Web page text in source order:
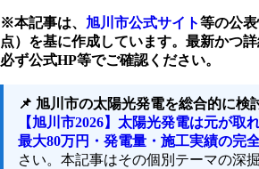
2-1. 前提条件（旭川市・4人家族）
2-2. ケース①：太陽光発電のみ（蓄
2-3.
ケース②：太陽光発電＋蓄電池
3. 旭川市ならではのメリットと注
3-1. メリット：冬の暖房費（灯油代
結
※本記事は、 旭川市公式サイト等の公
点）を基に作成しています。最新かつ詳
必ず公式HP等でご確認ください。
📌 旭川市の太陽光発電を総合的に検
【旭川市2026】太陽光発電は元が取
最大80万円・発電量・施工実績の完
さい。本記事はその個別テーマの深